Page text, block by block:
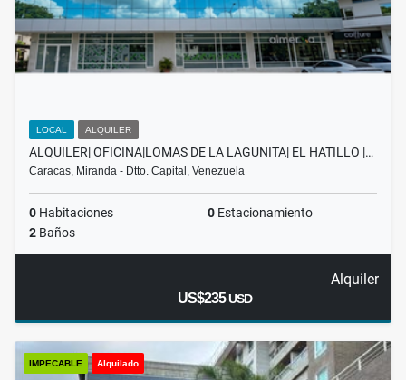
LOCAL ALQUILER
ALQUILER| OFICINA|LOMAS DE LA LAGUNITA| EL HATILLO |…
Caracas, Miranda - Dtto. Capital, Venezuela
0 Habitaciones 0 Estacionamiento
2 Baños
Alquiler
US$235USD
IMPECABLE Alquilado